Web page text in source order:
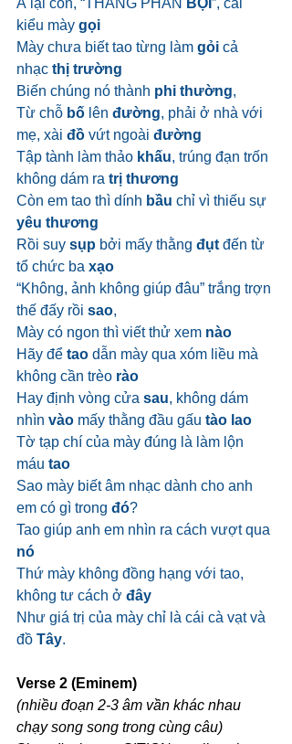
À lại còn, “THẰNG PHẢN BỘI ”, cái
kiểu mày gọi
Mày chưa biết tao từng làm gỏi cả
nhạc thị trường
Biến chúng nó thành phi thường,
Từ chỗ bố lên đường, phải ở nhà với
mẹ, xài đồ vứt ngoài đường
Tập tành làm thảo khấu, trúng đạn trốn
không dám ra trị thương
Còn em tao thì dính bầu chỉ vì thiếu sự
yêu thương
Rồi suy sụp bởi mấy thằng đụt đến từ
tổ chức ba xạo
“Không, ảnh không giúp đâu” trắng trợn
thế đấy rồi sao,
Mày có ngon thì viết thử xem nào
Hãy để tao dẫn mày qua xóm liều mà
không cần trèo rào
Hay định vòng cửa sau, không dám
nhìn vào mấy thằng đầu gấu tào lao
Tờ tạp chí của mày đúng là làm lộn
máu tao
Sao mày biết âm nhạc dành cho anh
em có gì trong đó?
Tao giúp anh em nhìn ra cách vượt qua
nó
Thứ mày không đồng hạng với tao,
không tư cách ở đây
Như giá trị của mày chỉ là cái cà vạt và
đồ Tây.
Verse 2 (Eminem)
(nhiều đoạn 2-3 âm vần khác nhau
chạy song song trong cùng câu)